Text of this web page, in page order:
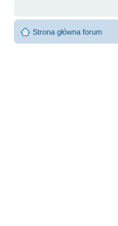
Strona główna forum